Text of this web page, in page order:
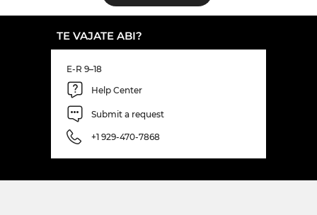
TE VAJATE ABI?
E-R 9–18
Help Center
Submit a request
+1 929-470-7868